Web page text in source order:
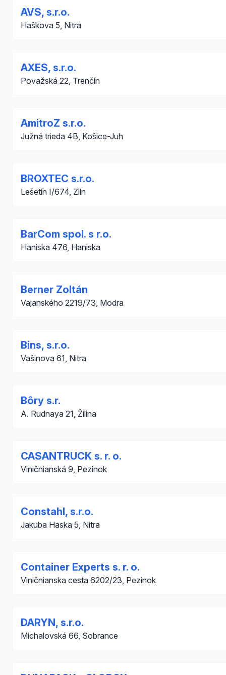
AVS, s.r.o.
Haškova 5, Nitra
AXES, s.r.o.
Považská 22, Trenčín
AmitroZ s.r.o.
Južná trieda 4B, Košice-Juh
BROXTEC s.r.o.
Lešetín I/674, Zlín
BarCom spol. s r.o.
Haniska 476, Haniska
Berner Zoltán
Vajanského 2219/73, Modra
Bins, s.r.o.
Vašinova 61, Nitra
Bôry s.r.
A. Rudnaya 21, Žilina
CASANTRUCK s. r. o.
Viničnianská 9, Pezinok
Constahl, s.r.o.
Jakuba Haska 5, Nitra
Container Experts s. r. o.
Viničnianska cesta 6202/23, Pezinok
DARYN, s.r.o.
Michalovská 66, Sobrance